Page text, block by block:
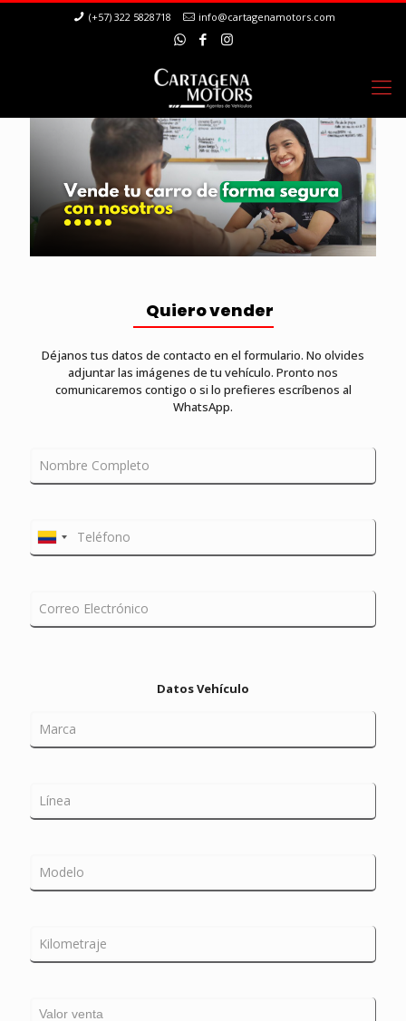
(+57) 322 5828718 info@cartagenamotors.com
Quiero vender
Déjanos tus datos de contacto en el formulario. No olvides
adjuntar las imágenes de tu vehículo. Pronto nos
comunicaremos contigo o si lo prefieres escríbenos al
WhatsApp.
Datos Vehículo